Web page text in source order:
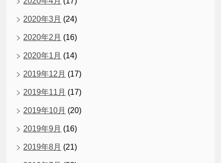
2020年3月 (24)
2020年2月 (16)
2020年1月 (14)
2019年12月 (17)
2019年11月 (17)
2019年10月 (20)
2019年9月 (16)
2019年8月 (21)